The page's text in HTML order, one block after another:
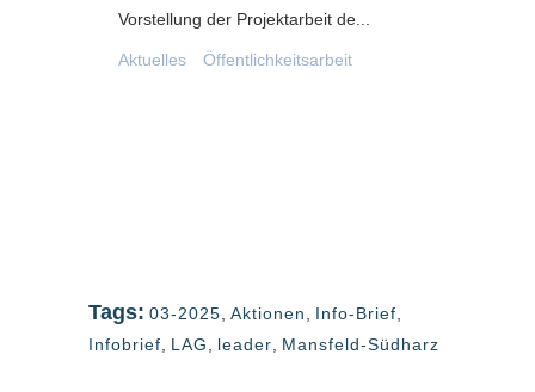
Vorstellung der Projektarbeit de...
Aktuelles Öffentlichkeitsarbeit
Tags: 03-2025 Aktionen Info-Brief
Infobrief
LAG leader Mansfeld-Südharz